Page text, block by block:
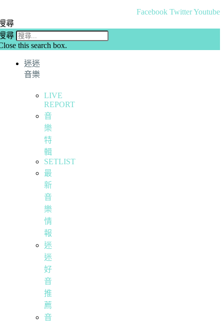
Facebook TwitterYoutube
尋
尋
this search box.
迷迷
音樂
LIVE
REPORT
音
樂
特
輯
SETLIST
最
新
音
樂
情
報
迷
迷
好
音
推
薦
音